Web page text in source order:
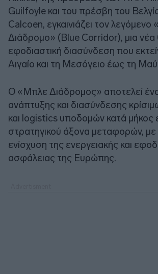
Guilfoyle και του πρέσβη του
Calcoen, εγκαινιάζει τον
Διάδρομο» (Blue Corridor), μια νέα
εφοδιαστική διασύνδεση που
Αιγαίο και τη Μεσόγειο έως τη
Ο «Μπλε Διάδρομος» αποτελεί
ανάπτυξης και διασύνδεσης
και logistics υποδομών κατά μήκος
στρατηγικού άξονα μεταφορών, με
ενίσχυση της ενεργειακής και
ασφάλειας της Ευρώπης.